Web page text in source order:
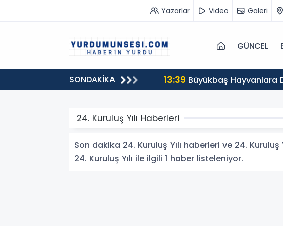
Yazarlar Video Galeri
GÜNCEL
SONDAKİKA
milyon 549 bin 594 TL. bağış 13:39 Büyükbaş Hayvanlara
24. Kuruluş Yılı Haberleri
Son dakika 24. Kuruluş Yılı haberleri ve 24.
24. Kuruluş Yılı ile ilgili 1 haber listeleniyor.